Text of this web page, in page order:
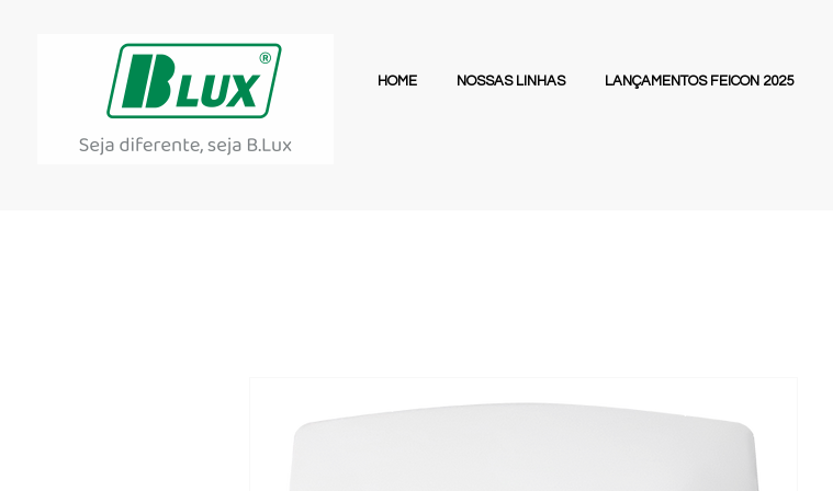
HOME NOSSAS LINHAS LANÇAMENTOS FEICON 2025